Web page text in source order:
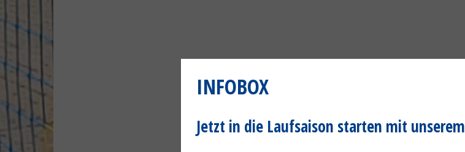
INFOBOX
Jetzt in die Laufsaison starten mit unserem